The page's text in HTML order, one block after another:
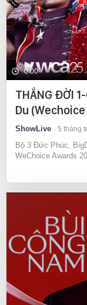
0:00
THẮNG ĐỜI
Du
ShowLive 5 tháng
Bộ 3 Đức Phúc,
WeChoice Awards